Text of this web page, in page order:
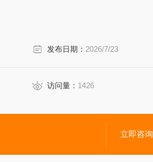
发布日期： 2026/7/23
访问量： 1426
立即咨询